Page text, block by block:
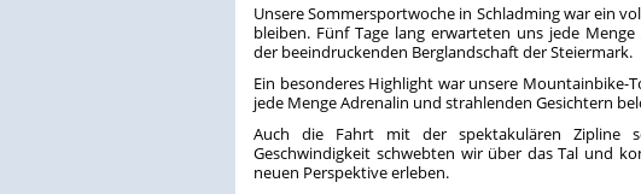
Unsere Sommersportwoche in Schladming war ein
bleiben. Fünf Tage lang erwarteten uns jede
der beeindruckenden Berglandschaft der Steiermark.
Ein besonderes Highlight war unsere
jede Menge Adrenalin und strahlenden Gesichtern
Auch die Fahrt mit der spektakulären Zipline
Geschwindigkeit schwebten wir über das Tal und
neuen Perspektive erleben.